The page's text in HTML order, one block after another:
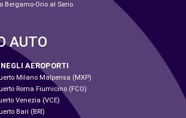
Bergamo-Orio al Serio
AUTO
AEROPORTI
Milano Malpensa (MXP)
Roma Fiumicino (FCO)
Venezia (VCE)
Bari (BRI)